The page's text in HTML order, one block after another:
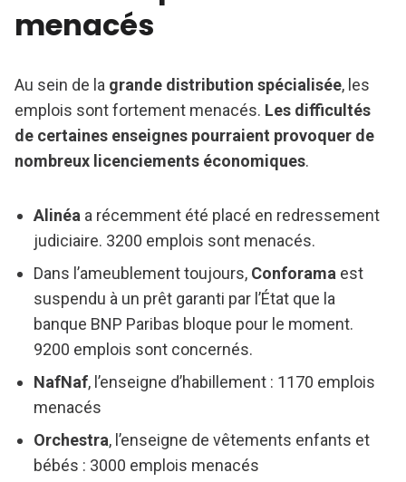
menacés
Au sein de la grande distribution spécialisée, les
emplois sont fortement menacés. Les difficultés
de certaines enseignes pourraient provoquer de
nombreux licenciements économiques.
Alinéa a récemment été placé en redressement
judiciaire. 3200 emplois sont menacés.
Dans l’ameublement toujours, Conforama est
suspendu à un prêt garanti par l’État que la
banque BNP Paribas bloque pour le moment.
9200 emplois sont concernés.
NafNaf, l’enseigne d’habillement : 1170 emplois
menacés
Orchestra, l’enseigne de vêtements enfants et
bébés : 3000 emplois menacés